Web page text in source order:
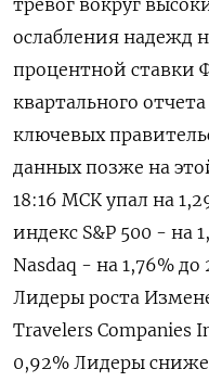
ослабления надежд
процентной ставки
квартального
ключевых
данных позже на
18:16 МСК упал на
индекс S&P 500 - на
Nasdaq - на 1,76% до
Лидеры роста
Travelers Companies
0,92% Лидеры